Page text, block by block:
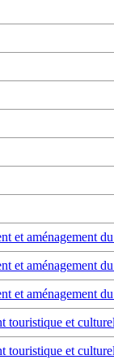
et aménagement
et aménagement
et aménagement
touristique et culturel
touristique et culturel